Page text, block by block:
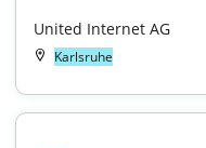
United Internet AG
Karlsruhe